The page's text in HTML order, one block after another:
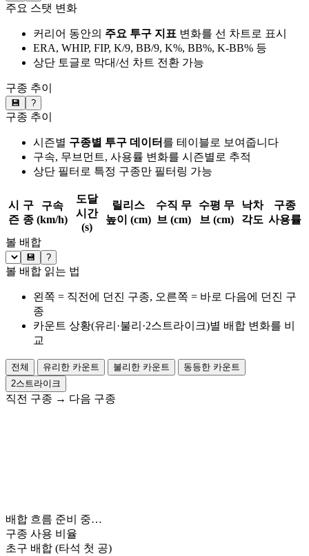
주요 스탯 변화
커리어 동안의 주요 투구 지표 변화를 선 차트로 표시
ERA, WHIP, FIP, K/9, BB/9, K%, BB%, K-BB% 등
상단 토글로 막대/선 차트 전환 가능
구종 추이
💾 ?
구종 추이
시즌별 구종별 투구 데이터 를 테이블로 보여줍니다
구속, 무브먼트, 사용률 변화를 시즌별로 추적
상단 필터로 특정 구종만 필터링 가능
시
즌
구
종
구속
(km/h)
도달
시간
(s)
릴리스
높이 (cm)
수직 무
브 (cm)
수평 무
브 (cm)
낙차
각도
구종
사용률
볼 배합
💾 ?
볼 배합 읽는 법
왼쪽 = 직전에 던진 구종, 오른쪽 = 바로 다음에 던진 구
종
카운트 상황(유리·불리·2스트라이크)별 배합 변화를 비
교
전체 유리한 카운트 불리한 카운트
동등한 카운트
2스트라이크
직전 구종 → 다음 구종
배합 흐름 준비 중…
구종 사용 비율
초구 배합 (타석 첫 공)